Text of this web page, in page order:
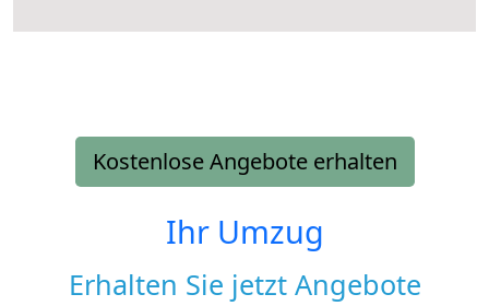
Kostenlose Angebote erhalten
Ihr Umzug
Erhalten Sie jetzt Angebote